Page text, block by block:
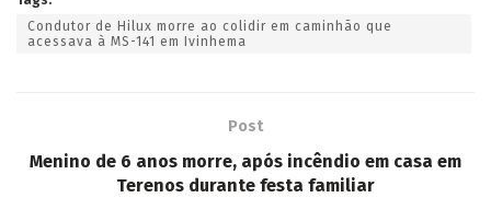
Condutor de Hilux morre ao colidir em caminhão que
acessava à MS-141 em Ivinhema
Post
Menino de 6 anos morre, após incêndio em casa em
Terenos durante festa familiar